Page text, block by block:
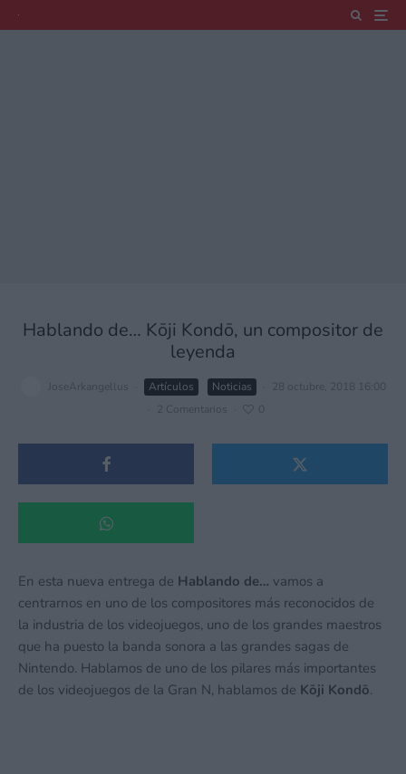
Hablando de… Kōji Kondō, un compositor de
leyenda
JoseArkangellus Artículos Noticias
28 octubre, 2018 16:00
2 Comentarios 0
En esta nueva entrega de Hablando de… vamos a
centrarnos en uno de los compositores más reconocidos de
la industria de los videojuegos, uno de los grandes maestros
que ha puesto la banda sonora a las grandes sagas de
Nintendo. Hablamos de uno de los pilares más importantes
de los videojuegos de la Gran N, hablamos de Kōji Kondō.